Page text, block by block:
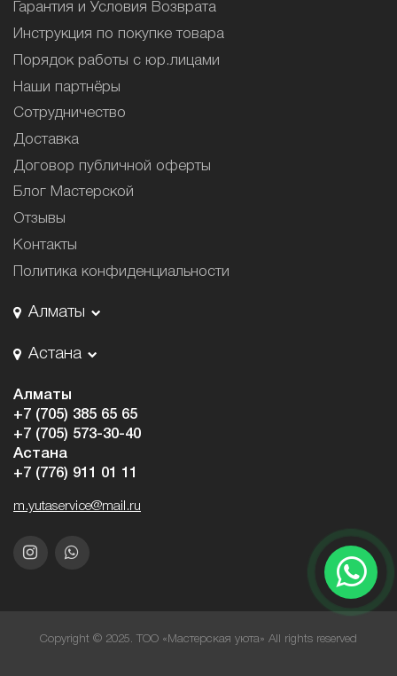
Гарантия и Условия Возврата
Инструкция по покупке товара
Порядок работы с юр.лицами
Наши партнёры
Сотрудничество
Доставка
Договор публичной оферты
Блог Мастерской
Отзывы
Контакты
Политика конфиденциальности
Алматы
Астана
Алматы
+7 (705) 385 65 65
+7 (705) 573-30-40
Астана
+7 (776) 911 01 11
m.yutaservice@mail.ru
Copyright © 2025. ТОО «Мастерская уюта» All rights reserved